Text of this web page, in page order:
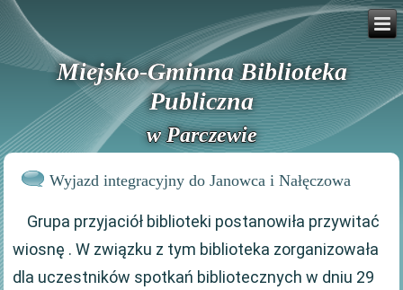
Miejsko-Gminna Biblioteka
Publiczna
w Parczewie
Wyjazd integracyjny do Janowca i Nałęczowa
Grupa przyjaciół biblioteki postanowiła przywitać
wiosnę . W związku z tym biblioteka zorganizowała
dla uczestników spotkań bibliotecznych w dniu 29